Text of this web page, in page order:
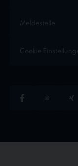
Meldestelle
Cookie